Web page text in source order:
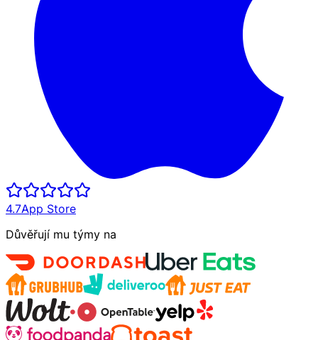
4.7App Store
Důvěřují mu týmy na